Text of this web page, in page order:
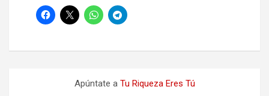
Apúntate a Tu Riqueza Eres Tú